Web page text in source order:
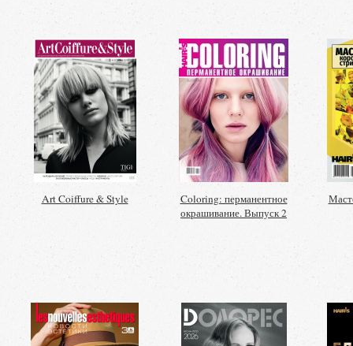
Art Coiffure & Style
Coloring: перманентное
окрашивание. Выпуск 2